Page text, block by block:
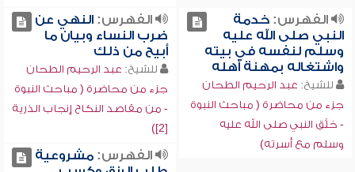
الفهرس:خدمة
النبي صلى الله عليه
وسلم لنفسه في بيته
واشتغاله بمهنة أهله
للشيخ: عبد الرحيم الطحان
جزء من محاضرة ( مباحث النبوة
- خلُق النبي صلى الله عليه
وسلم مع أسرته)
الفهرس:النهي عن
ضرب النساء وبيان ما
أبيح من ذلك
للشيخ: عبد الرحيم الطحان
جزء من محاضرة ( مباحث النبوة
- من مقاصد النكاح إنجاب الذرية
[2])
الفهرس:مشروعية